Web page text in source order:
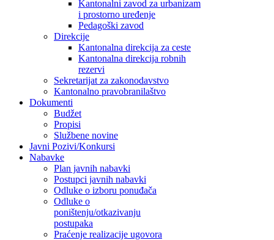
Kantonalni zavod za urbanizam
i prostorno uređenje
Pedagoški zavod
Direkcije
Kantonalna direkcija za ceste
Kantonalna direkcija robnih
rezervi
Sekretarijat za zakonodavstvo
Kantonalno pravobranilaštvo
Dokumenti
Budžet
Propisi
Službene novine
Javni Pozivi/Konkursi
Nabavke
Plan javnih nabavki
Postupci javnih nabavki
Odluke o izboru ponuđača
Odluke o
poništenju/otkazivanju
postupaka
Praćenje realizacije ugovora